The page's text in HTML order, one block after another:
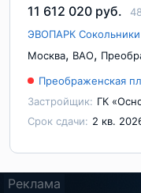
11 612 020 руб.
ЭВОПАРК Сокольники
Москва, ВАО,
Преображенская
Застройщик: ГК
Срок сдачи: 2 кв.
Реклама
Реклама
Реклама